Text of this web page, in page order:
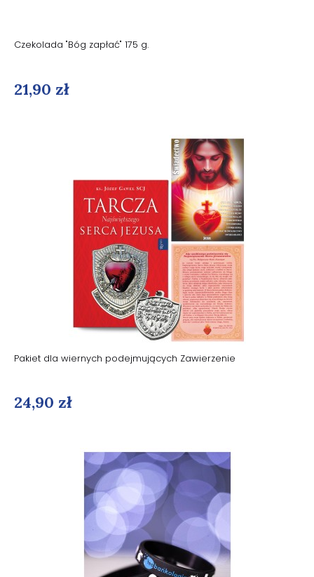
Czekolada "Bóg zapłać" 175 g.
21,90 zł
Pakiet dla wiernych podejmujących Zawierzenie
24,90 zł